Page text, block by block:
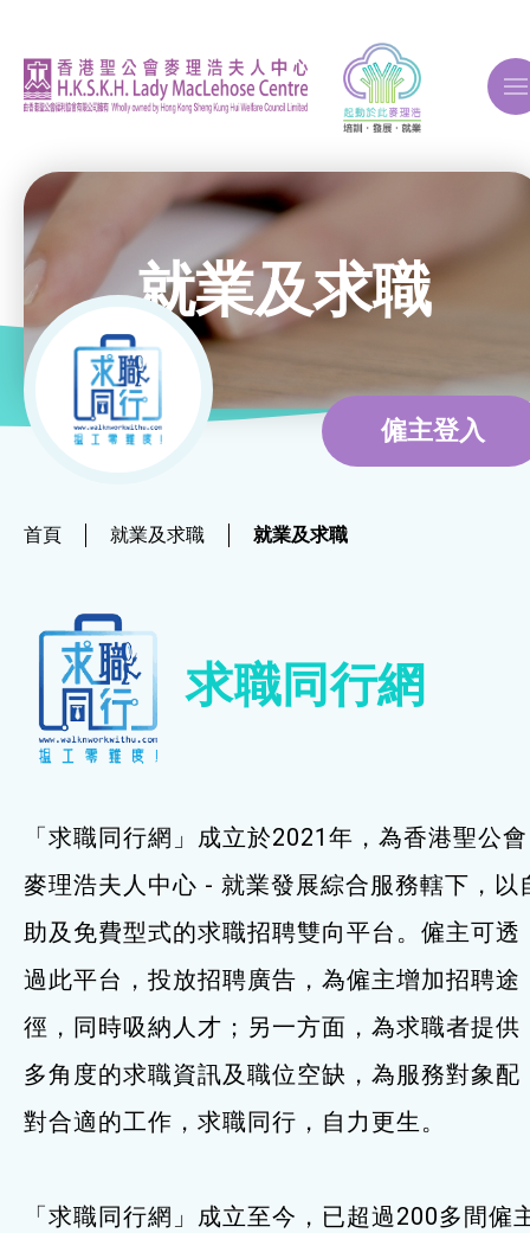
關於我們
ERB再培訓課程
就業及求職
就業及求職
最新資訊 / 招聘會
僱主及企業服務
特別服務項目
最新消息
服務單位及聯絡
就業及求職
僱主登入
首頁 就業及求職 就業及求職
求職同行網
「求職同行網」成立於2021年，為香港聖公會
麥理浩夫人中心 - 就業發展綜合服務轄下，以
助及免費型式的求職招聘雙向平台。僱主可透
過此平台，投放招聘廣告，為僱主增加招聘途
徑，同時吸納人才；另一方面，為求職者提供
多角度的求職資訊及職位空缺，為服務對象配
對合適的工作，求職同行，自力更生。
「求職同行網」成立至今，已超過200多間僱